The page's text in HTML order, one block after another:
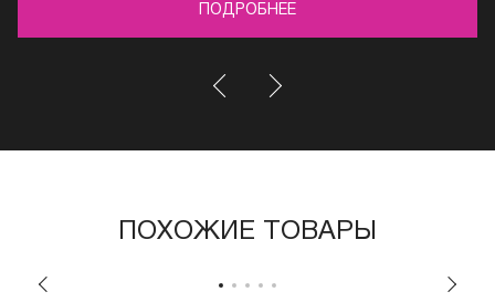
ПОДРОБНЕЕ
ПОХОЖИЕ ТОВАРЫ